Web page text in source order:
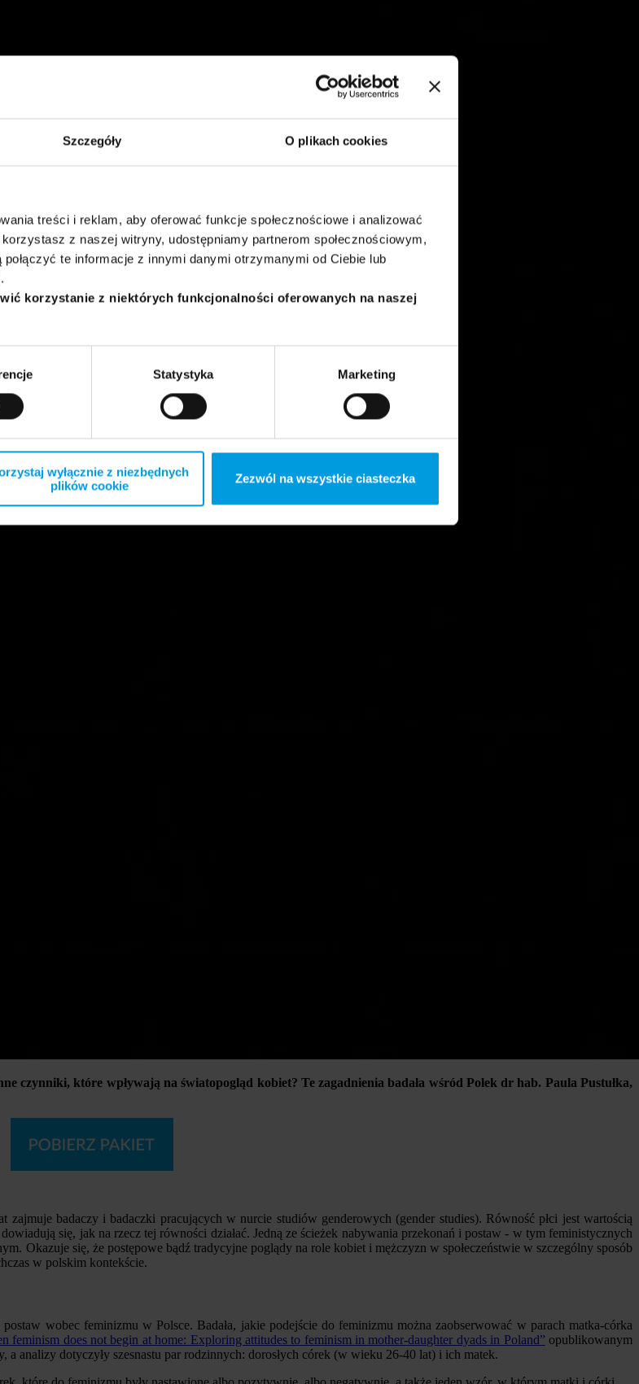
Szczegóły O plikach cookies
treści i reklam, aby oferować funkcje społecznościowe i analizować
z naszej witryny, udostępniamy partnerom społecznościowym,
te informacje z innymi danymi otrzymanymi od Ciebie lub
korzystanie z niektórych funkcjonalności oferowanych na naszej
Statystyka Marketing
wyłącznie z niezbędnych
plików cookie
Zezwól na wszystkie ciasteczka
czynniki, które wpływają na światopogląd kobiet? Te zagadnienia badała wśród Polek dr hab. Paula Pustułka,
badaczy i badaczki pracujących w nurcie studiów genderowych (gender studies). Równość płci jest wartością
się, jak na rzecz tej równości działać. Jedną ze ścieżek nabywania przekonań i postaw - w tym feministycznych
Okazuje się, że postępowe bądź tradycyjne poglądy na role kobiet i mężczyzn w społeczeństwie w szczególny sposób
w polskim kontekście.
wobec feminizmu w Polsce. Badała, jakie podejście do feminizmu można zaobserwować w parach matka-córka
feminism does not begin at home: Exploring attitudes to feminism in mother-daughter dyads in Poland” opublikowanym
a analizy dotyczyły szesnastu par rodzinnych: dorosłych córek (w wieku 26-40 lat) i ich matek.